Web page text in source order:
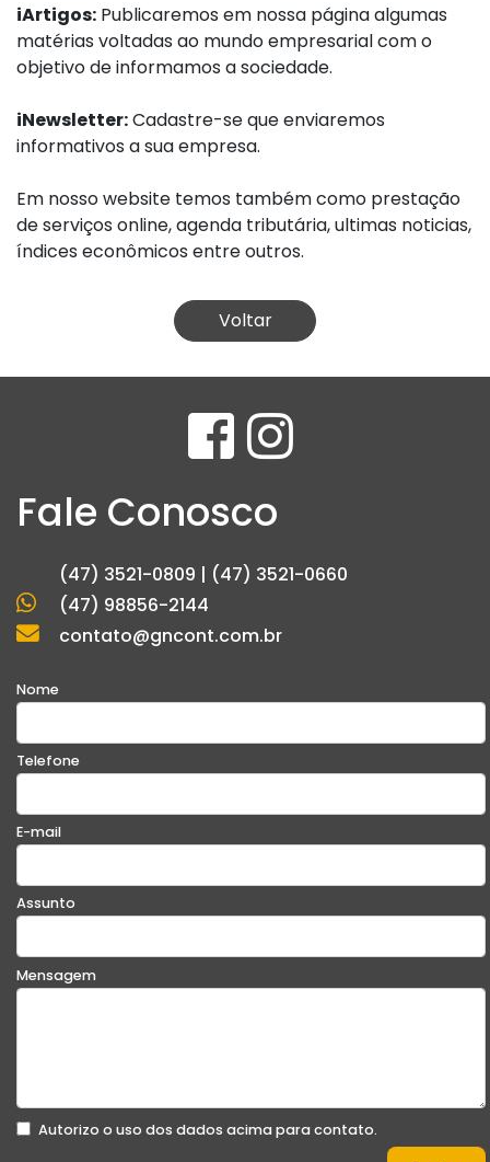
iArtigos: Publicaremos em nossa página algumas
matérias voltadas ao mundo empresarial com o
objetivo de informamos a sociedade.
iNewsletter:Cadastre-se que enviaremos
informativos a sua empresa.
Em nosso website temos também como prestação
de serviços online, agenda tributária, ultimas noticias,
índices econômicos entre outros.
Voltar
Fale Conosco
(47) 3521-0809 | (47) 3521-0660
(47) 98856-2144
contato@gncont.com.br
Nome
Telefone
E-mail
Assunto
Mensagem
Autorizo o uso dos dados acima para contato.